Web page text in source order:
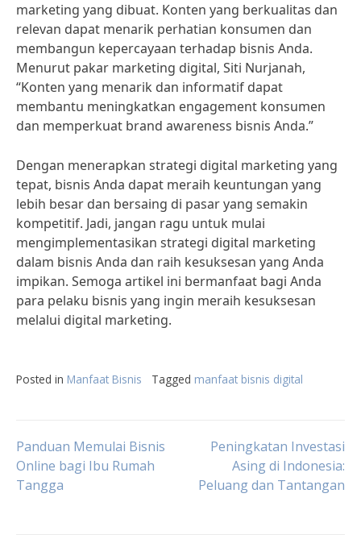
marketing yang dibuat. Konten yang berkualitas dan
relevan dapat menarik perhatian konsumen dan
membangun kepercayaan terhadap bisnis Anda.
Menurut pakar marketing digital, Siti Nurjanah,
“Konten yang menarik dan informatif dapat
membantu meningkatkan engagement konsumen
dan memperkuat brand awareness bisnis Anda.”
Dengan menerapkan strategi digital marketing yang
tepat, bisnis Anda dapat meraih keuntungan yang
lebih besar dan bersaing di pasar yang semakin
kompetitif. Jadi, jangan ragu untuk mulai
mengimplementasikan strategi digital marketing
dalam bisnis Anda dan raih kesuksesan yang Anda
impikan. Semoga artikel ini bermanfaat bagi Anda
para pelaku bisnis yang ingin meraih kesuksesan
melalui digital marketing.
Posted in Manfaat Bisnis Tagged manfaat bisnis digital
Post
navigation
Panduan Memulai Bisnis
Online bagi Ibu Rumah
Tangga
Peningkatan Investasi
Asing di Indonesia:
Peluang dan Tantangan